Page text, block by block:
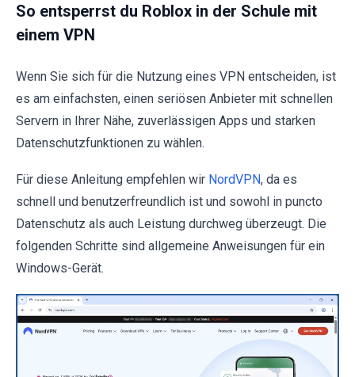
So entsperrst du Roblox in der Schule mit
einem VPN
Wenn Sie sich für die Nutzung eines VPN entscheiden, ist
es am einfachsten, einen seriösen Anbieter mit schnellen
Servern in Ihrer Nähe, zuverlässigen Apps und starken
Datenschutzfunktionen zu wählen.
Für diese Anleitung empfehlen wir NordVPN, da es
schnell und benutzerfreundlich ist und sowohl in puncto
Datenschutz als auch Leistung durchweg überzeugt. Die
folgenden Schritte sind allgemeine Anweisungen für ein
Windows-Gerät.